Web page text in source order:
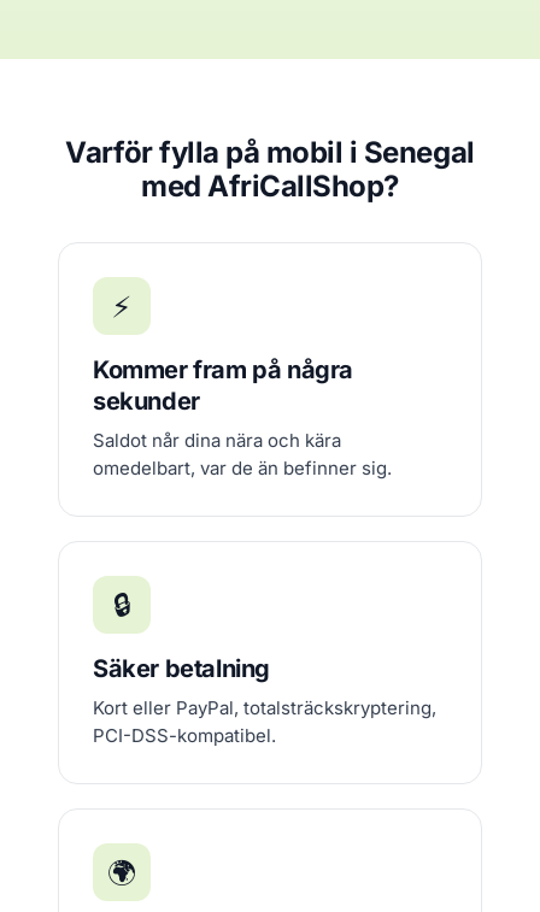
Varför fylla på mobil i Senegal
med AfriCallShop?
⚡
Kommer fram på några
sekunder
Saldot når dina nära och kära
omedelbart, var de än befinner sig.
🔒
Säker betalning
Kort eller PayPal, totalsträckskryptering,
PCI-DSS-kompatibel.
🌍